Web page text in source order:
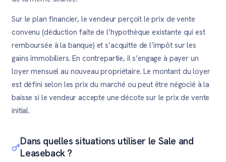
Sur le plan financier, le vendeur perçoit le prix de vente
convenu (déduction faite de l’hypothèque existante qui est
remboursée à la banque) et s’acquitte de l’impôt sur les
gains immobiliers. En contrepartie, il s’engage à payer un
loyer mensuel au nouveau propriétaire. Le montant du loyer
est défini selon les prix du marché ou peut être négocié à la
baisse si le vendeur accepte une décote sur le prix de vente
initial.
Dans quelles situations utiliser le Sale and
Leaseback ?